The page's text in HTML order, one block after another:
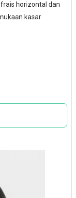
horizontal dan
kasar